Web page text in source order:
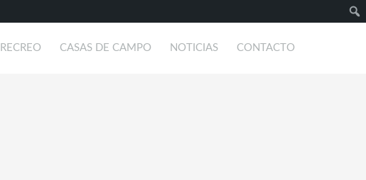
RECREO CASAS DE CAMPO NOTICIAS CONTACTO